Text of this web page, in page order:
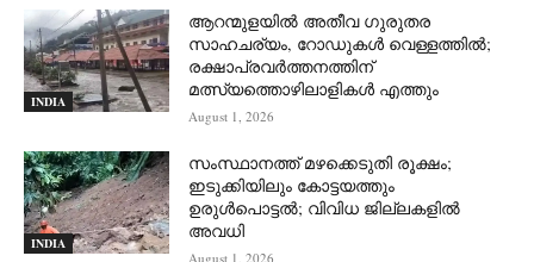
INDIA
ആറന്മുളയില്‍ അതീവ ഗുരുതര
സാഹചര്യം, റോഡുകള്‍ വെള്ളത്തില്‍;
രക്ഷാപ്രവര്‍ത്തനത്തിന്
മത്സ്യത്തൊഴിലാളികള്‍ എത്തും
August 1, 2026
INDIA
സംസ്ഥാനത്ത് മഴക്കെടുതി രൂക്ഷം;
ഇടുക്കിയിലും കോട്ടയത്തും
ഉരുള്‍പൊട്ടല്‍; വിവിധ ജില്ലകളില്‍
അവധി
August 1, 2026